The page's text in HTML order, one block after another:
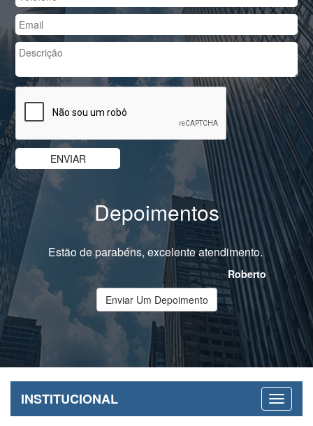
Depoimentos
Estão de parabéns, excelente atendimento.
Roberto
Enviar Um Depoimento
INSTITUCIONAL